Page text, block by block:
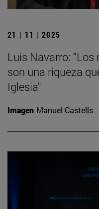
21 | 11 | 2025
Luis Navarro:
son una riqueza
Iglesia"
Imagen Manuel Castells